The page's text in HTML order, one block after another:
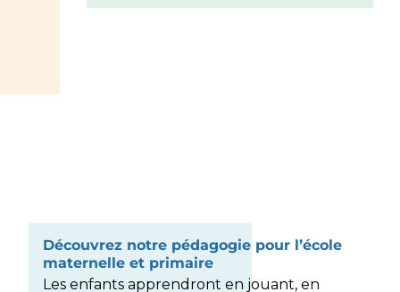
Découvrez notre pédagogie pour l’école
maternelle et primaire
Les enfants apprendront en jouant, en